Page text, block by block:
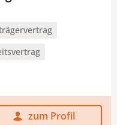
zum Profil